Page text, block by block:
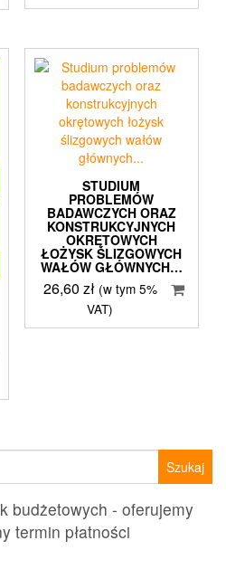
STUDIUM
PROBLEMÓW
BADAWCZYCH ORAZ
KONSTRUKCYJNYCH
OKRĘTOWYCH
ŁOŻYSK ŚLIZGOWYCH
WAŁÓW GŁÓWNYCH…
26,60 zł (w tym 5%
VAT)
budżetowych - oferujemy
termin płatności